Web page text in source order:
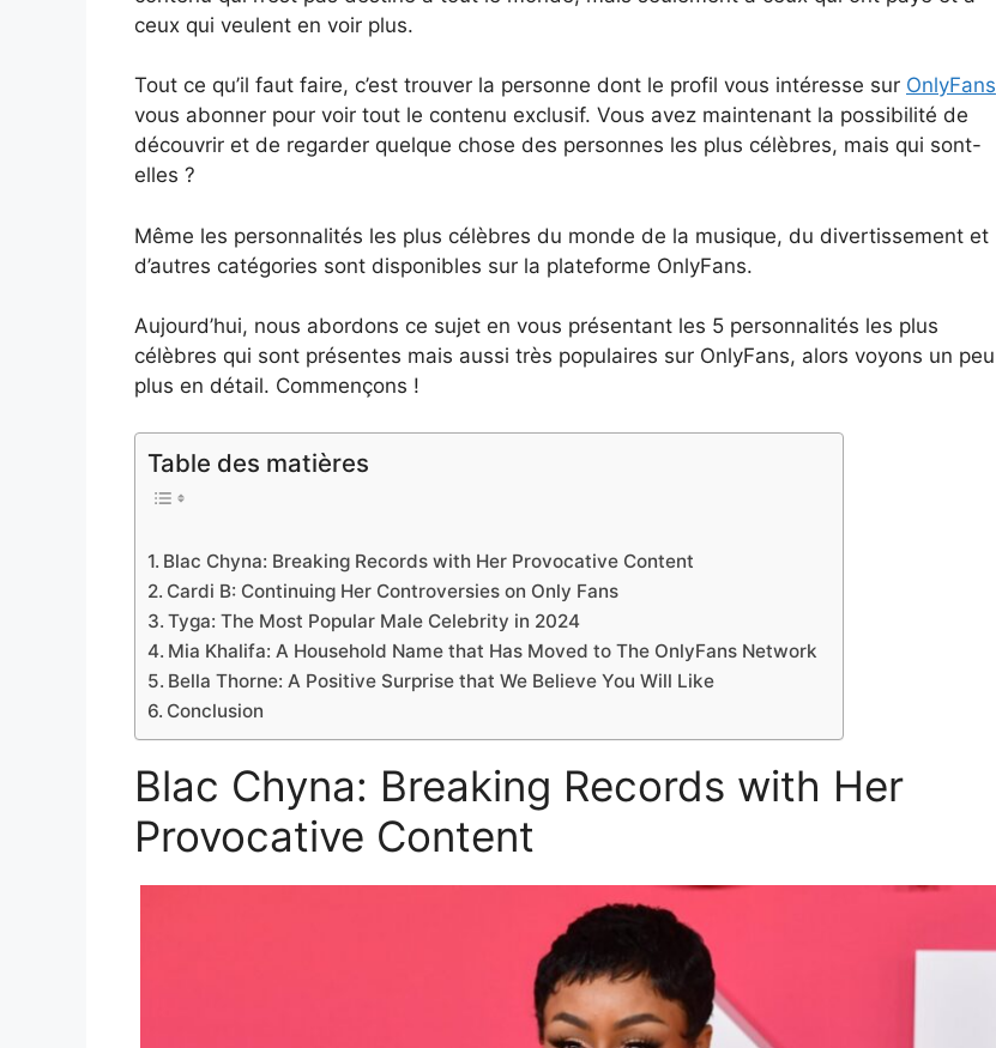
ceux qui veulent en voir plus.
Tout ce qu’il faut faire, c’est trouver la personne dont le profil vous intéresse sur OnlyFans
vous abonner pour voir tout le contenu exclusif. Vous avez maintenant la possibilité de
découvrir et de regarder quelque chose des personnes les plus célèbres, mais qui sont-
elles ?
Même les personnalités les plus célèbres du monde de la musique, du divertissement et
d’autres catégories sont disponibles sur la plateforme OnlyFans.
Aujourd’hui, nous abordons ce sujet en vous présentant les 5 personnalités les plus
célèbres qui sont présentes mais aussi très populaires sur OnlyFans, alors voyons un peu
plus en détail. Commençons !
Table des matières
Blac Chyna: Breaking Records with Her Provocative Content
Cardi B: Continuing Her Controversies on Only Fans
Tyga: The Most Popular Male Celebrity in 2024
Mia Khalifa: A Household Name that Has Moved to The OnlyFans Network
Bella Thorne: A Positive Surprise that We Believe You Will Like
Conclusion
Blac Chyna: Breaking Records with Her
Provocative Content